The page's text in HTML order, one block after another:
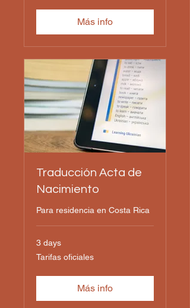
Más info
Traducción Acta de
Nacimiento
Para residencia en Costa Rica
3 days
Tarifas
oficiales
Tarifas oficiales
Más info